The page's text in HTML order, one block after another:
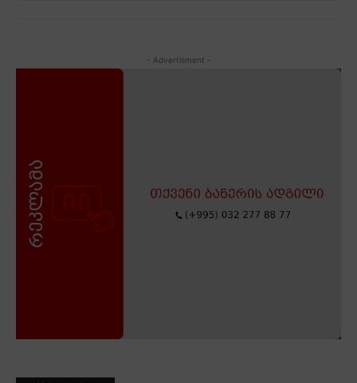
- Advertisment -